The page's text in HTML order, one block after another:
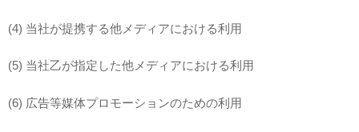
(4) 当社が提携する他メディアにおける利用
(5) 当社乙が指定した他メディアにおける利用
(6) 広告等媒体プロモーションのための利用